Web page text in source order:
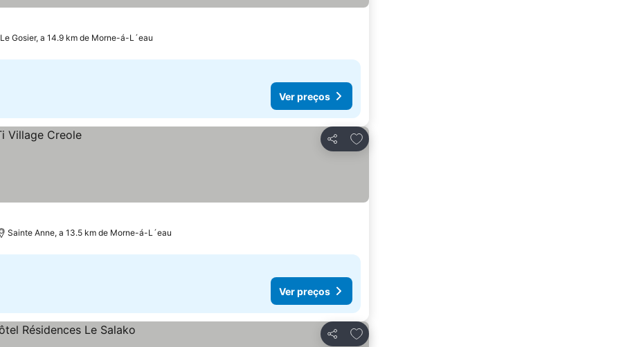
Le Gosier, a 14.9 km de Morne-á-L´eau
Ver preços
Partilhar
Adicionar aos favoritos
Sainte Anne, a 13.5 km de Morne-á-L´eau
Ver preços
Partilhar
Adicionar aos favoritos